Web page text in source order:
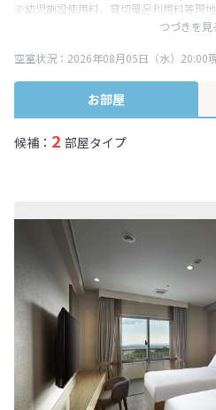
つづきを見
※幼児施設使用料、貸切風呂利用料等現
み表記となりますが、消費税増税に伴い
※表示されている旅行代金・プラン内容は
終確認画面でご確認ください。
空室状況：2026年08月05日（水）20:00
お部屋
候補： 2 部屋タイプ